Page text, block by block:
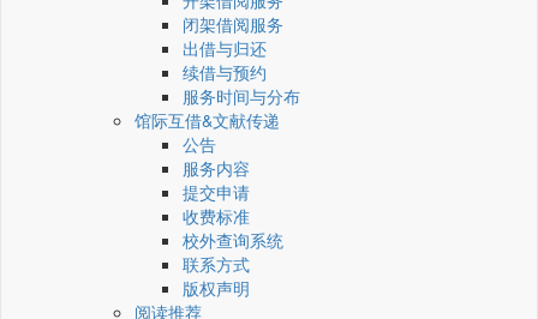
闭架借阅服务
出借与归还
续借与预约
服务时间与分布
馆际互借&文献传递
公告
服务内容
提交申请
收费标准
校外查询系统
联系方式
版权声明
阅读推荐